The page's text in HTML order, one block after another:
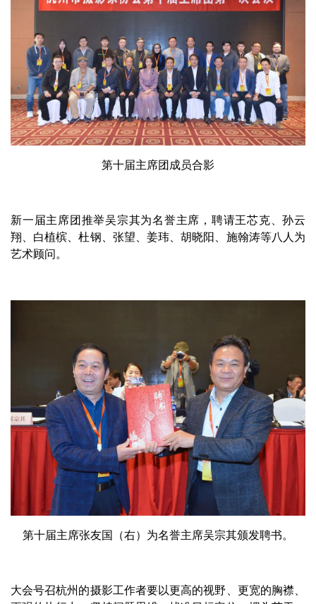
第十届主席团成员合影
新一届主席团推举吴宗其为名誉主席，聘请王芯克、孙云
翔、白植槟、杜钢、张望、姜玮、胡晓阳、施翰涛等八人为
艺术顾问。
第十届主席张友国（右）为名誉主席吴宗其颁发聘书。
大会号召杭州的摄影工作者要以更高的视野、更宽的胸襟、